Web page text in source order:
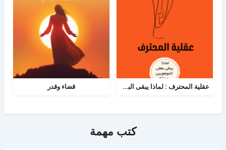
عقلية المحترف : لماذا يبقى البعض هواة رغم الموهبة؟ قضاء وقدر
كتب مهمة